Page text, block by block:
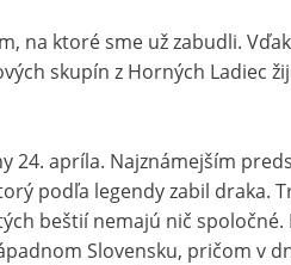
na ktoré sme už zabudli.
skupín z Horných Ladiec
24. apríla. Najznámejším
podľa legendy zabil draka.
beštií nemajú nič
Slovensku, pričom v